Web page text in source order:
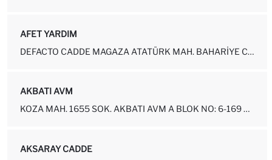
AFET YARDIM
DEFACTO CADDE MAGAZA ATATÜRK MAH. BAHARIYE CAD. NO: 2-1 HALKALI
AKBATI AVM
KOZA MAH. 1655 SOK. AKBATI AVM A BLOK NO: 6-169 ESENYURT-İSTANBUL
AKSARAY CADDE